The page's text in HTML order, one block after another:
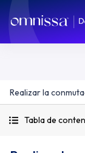
Realizar la
Tabla de